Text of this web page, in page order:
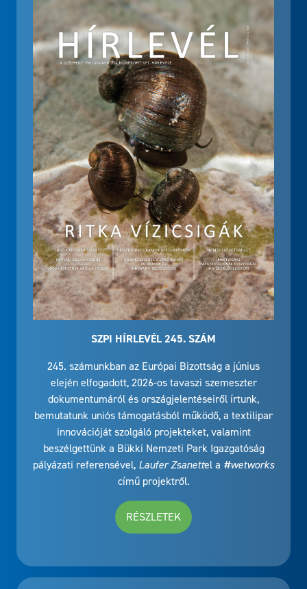
SZPI HÍRLEVÉL 245. SZÁM
245. számunkban az Európai Bizottság a június
elején elfogadott, 2026-os tavaszi szemeszter
dokumentumáról és országjelentéseiről írtunk,
bemutatunk uniós támogatásból működő, a textilipar
innovációját szolgáló projekteket, valamint
beszélgettünk a Bükki Nemzeti Park Igazgatóság
pályázati referensével, Laufer Zsanettel a #wetworks
című projektről.
RÉSZLETEK